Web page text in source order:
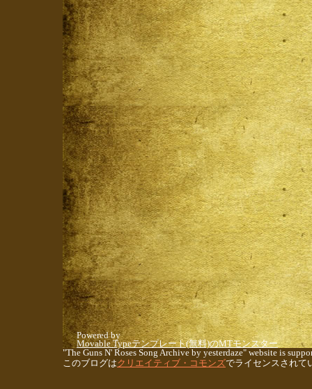
Powered by
Movable Typeテンプレート(無料)のMTモンスター
"The Guns N' Roses Song Archive by yesterdaze" website is
このブログはクリエイティブ・コモンズでライセンスされて